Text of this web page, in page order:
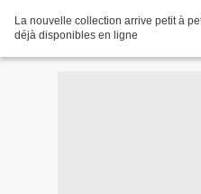
La nouvelle collection arrive petit à
déjà disponibles en ligne